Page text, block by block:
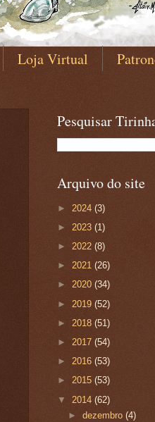
Loja Virtual
Pesquisar
Arquivo do site
► 2024 (3)
► 2023 (1)
► 2022 (8)
► 2021 (26)
► 2020 (34)
► 2019 (52)
► 2018 (51)
► 2017 (54)
► 2016 (53)
► 2015 (53)
▼ 2014 (62)
►dezembro(4)